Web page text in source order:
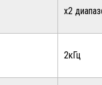
x2
2кГц